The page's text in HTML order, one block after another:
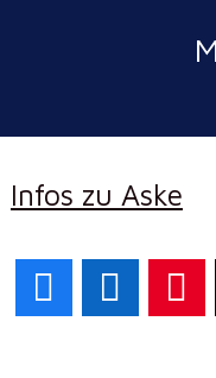
Infos zu Aske